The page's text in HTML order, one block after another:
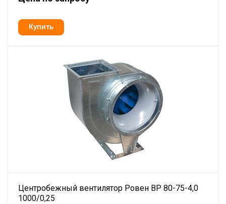
Центробежный вентилятор Ровен BP 80-75-4,0
1000/0,25